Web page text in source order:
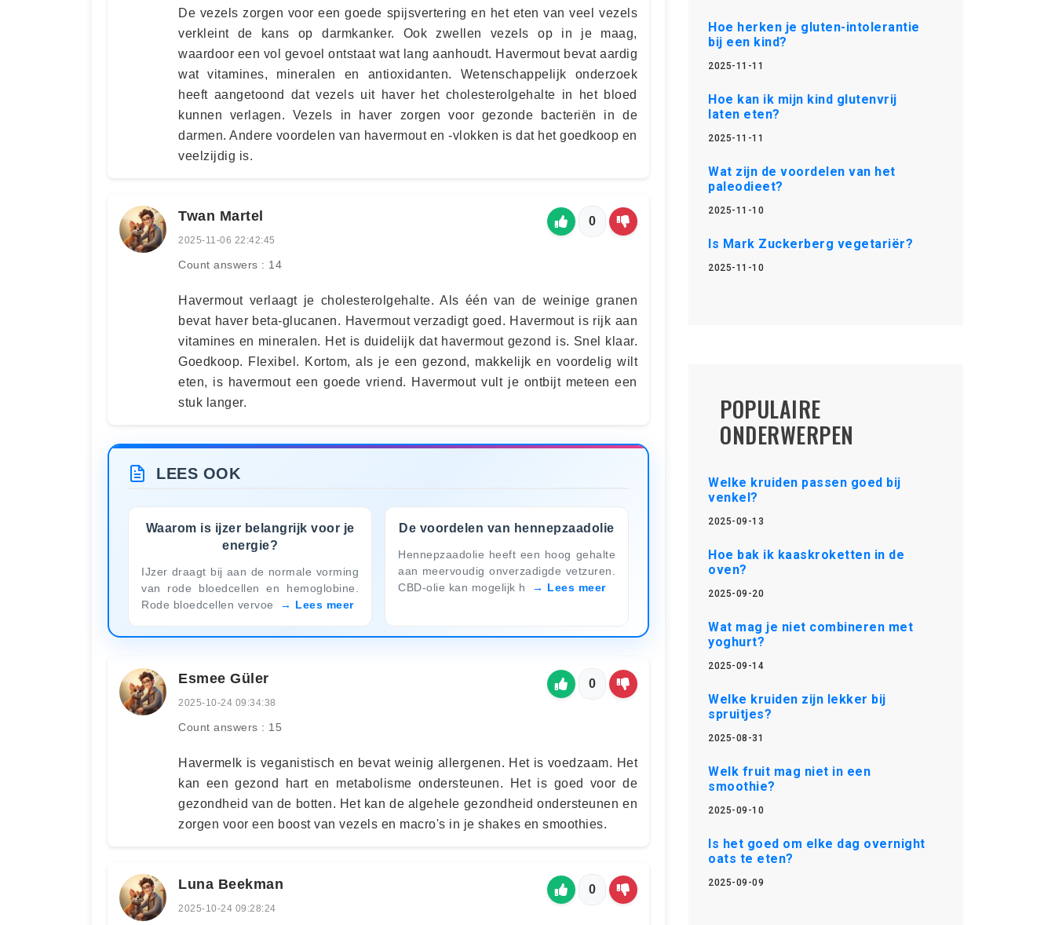
De vezels zorgen voor een goede spijsvertering en het eten van veel vezels
verkleint de kans op darmkanker. Ook zwellen vezels op in je maag,
waardoor een vol gevoel ontstaat wat lang aanhoudt. Havermout bevat aardig
wat vitamines, mineralen en antioxidanten. Wetenschappelijk onderzoek
heeft aangetoond dat vezels uit haver het cholesterolgehalte in het bloed
kunnen verlagen. Vezels in haver zorgen voor gezonde bacteriën in de
darmen. Andere voordelen van havermout en -vlokken is dat het goedkoop en
veelzijdig is.
Twan Martel
2025-11-06 22:42:45
Count answers : 14
0
Havermout verlaagt je cholesterolgehalte. Als één van de weinige granen
bevat haver beta-glucanen. Havermout verzadigt goed. Havermout is rijk aan
vitamines en mineralen. Het is duidelijk dat havermout gezond is. Snel klaar.
Goedkoop. Flexibel. Kortom, als je een gezond, makkelijk en voordelig wilt
eten, is havermout een goede vriend. Havermout vult je ontbijt meteen een
stuk langer.
LEES OOK
Waarom is ijzer belangrijk voor je
energie?
IJzer draagt bij aan de normale vorming
van rode bloedcellen en hemoglobine.
Rode bloedcellen vervoe
Lees meer
De voordelen van hennepzaadolie
Hennepzaadolie heeft een hoog gehalte
aan meervoudig onverzadigde vetzuren.
CBD-olie kan mogelijk h
Lees meer
Esmee Güler
2025-10-24 09:34:38
Count answers : 15
0
Havermelk is veganistisch en bevat weinig allergenen. Het is voedzaam. Het
kan een gezond hart en metabolisme ondersteunen. Het is goed voor de
gezondheid van de botten. Het kan de algehele gezondheid ondersteunen en
zorgen voor een boost van vezels en macro's in je shakes en smoothies.
Luna Beekman
2025-10-24 09:28:24
0
Hoe herken je gluten-intolerantie
bij een kind?
2025-11-11
Hoe kan ik mijn kind glutenvrij
laten eten?
2025-11-11
Wat zijn de voordelen van het
paleodieet?
2025-11-10
Is Mark Zuckerberg vegetariër?
2025-11-10
POPULAIRE
ONDERWERPEN
Welke kruiden passen goed bij
venkel?
2025-09-13
Hoe bak ik kaaskroketten in de
oven?
2025-09-20
Wat mag je niet combineren met
yoghurt?
2025-09-14
Welke kruiden zijn lekker bij
spruitjes?
2025-08-31
Welk fruit mag niet in een
smoothie?
2025-09-10
Is het goed om elke dag overnight
oats te eten?
2025-09-09